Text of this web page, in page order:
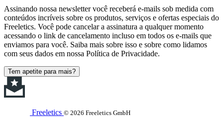
Assinando nossa newsletter você receberá e-mails sob medida com
conteúdos incríveis sobre os produtos, serviços e ofertas especiais do
Freeletics. Você pode cancelar a assinatura a qualquer momento
acessando o link de cancelamento incluso em todos os e-mails que
enviamos para você. Saiba mais sobre isso e sobre como lidamos
com seus dados em nossa Política de Privacidade.
Tem apetite para mais?
Freeletics © 2026 Freeletics GmbH